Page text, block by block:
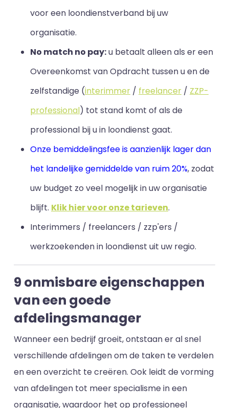
voor een loondienstverband bij uw
organisatie.
No match no pay:u betaalt alleen als er een
Overeenkomst van Opdracht tussen u en de
zelfstandige (interimmer / freelancer / ZZP-
professional) tot stand komt of als de
professional bij u in loondienst gaat.
Onze bemiddelingsfee is aanzienlijk lager dan
het landelijke gemiddelde van ruim 20%, zodat
uw budget zo veel mogelijk in uw organisatie
blijft. Klik hier voor onze tarieven.
Interimmers / freelancers / zzp'ers /
werkzoekenden in loondienst uit uw regio.
9 onmisbare eigenschappen
van een goede
afdelingsmanager
Wanneer een bedrijf groeit, ontstaan er al snel
verschillende afdelingen om de taken te verdelen
en een overzicht te creëren. Ook leidt de vorming
van afdelingen tot meer specialisme in een
organisatie, waardoor het op professioneel